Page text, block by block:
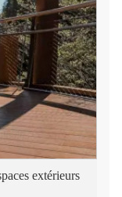
extérieurs